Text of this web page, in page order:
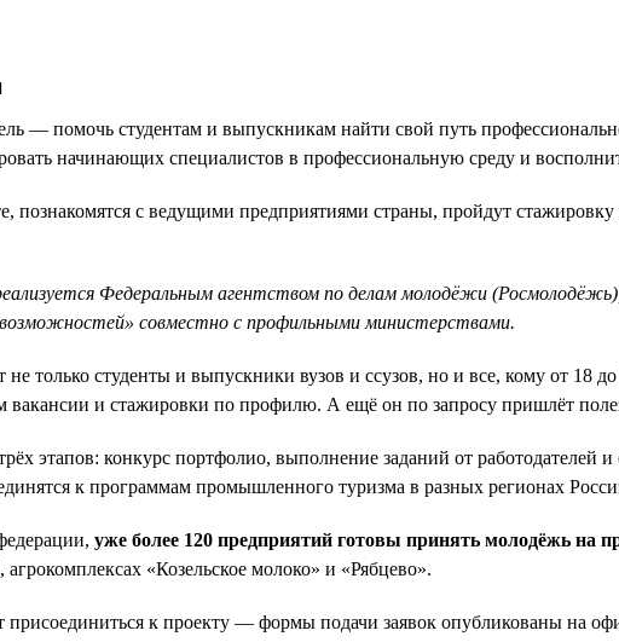
— помочь студентам и выпускникам найти свой путь
начинающих специалистов в профессиональную среду и
познакомятся с ведущими предприятиями страны, пройдут
Федеральным агентством по делам молодёжи
совместно с профильными министерствами.
не только студенты и выпускники вузов и ссузов, но и все, кому от 18
вакансии и стажировки по профилю. А ещё он по запросу пришлёт
этапов: конкурс портфолио, выполнение заданий от
к программам промышленного туризма в разных регионах
уже более 120 предприятий готовы принять молодёжь на
«Козельское молоко» и «Рябцево».
присоединиться к проекту — формы подачи заявок опубликованы на